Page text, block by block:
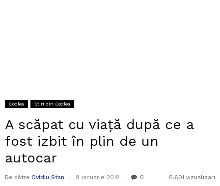
Codlea Stiri din Codlea
A scăpat cu viață după ce a
fost izbit în plin de un
autocar
De către Ovidiu Stan 9 ianuarie 2018 0 6.601 vizualizari